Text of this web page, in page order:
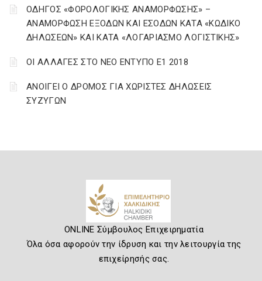
ΟΔΗΓΟΣ «ΦΟΡΟΛΟΓΙΚΗΣ ΑΝΑΜΟΡΦΩΣΗΣ» –
ΑΝΑΜΟΡΦΩΣΗ ΕΞΟΔΩΝ ΚΑΙ ΕΣΟΔΩΝ ΚΑΤΑ «ΚΩΔΙΚΟ
ΔΗΛΩΣΕΩΝ» ΚΑΙ ΚΑΤΑ «ΛΟΓΑΡΙΑΣΜΟ ΛΟΓΙΣΤΙΚΗΣ»
ΟΙ ΑΛΛΑΓΕΣ ΣΤΟ ΝΕΟ ΕΝΤΥΠΟ Ε1 2018
ΑΝΟΙΓΕΙ Ο ΔΡΟΜΟΣ ΓΙΑ ΧΩΡΙΣΤΕΣ ΔΗΛΩΣΕΙΣ
ΣΥΖΥΓΩΝ
ONLINE Σύμβουλος Επιχειρηματία
Όλα όσα αφορούν την ίδρυση και την λειτουργία της
επιχείρησής σας.